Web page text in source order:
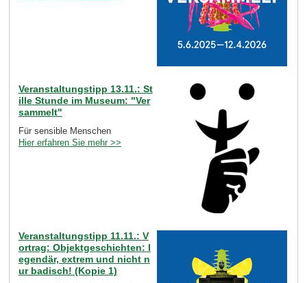
Veranstaltungstipp 13.11.: St
ille Stunde im Museum: "Ver
sammelt"
Für sensible Menschen
Hier erfahren Sie mehr >>
Veranstaltungstipp 11.11.: V
ortrag: Objektgeschichten: l
egendär, extrem und nicht n
ur badisch! (Kopie 1)